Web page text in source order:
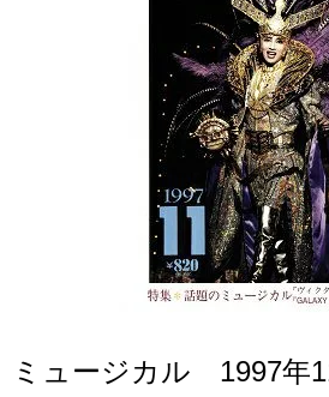
ミュージカル 1997年